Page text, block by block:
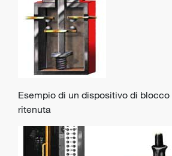
Esempio di un dispositivo di
ritenuta